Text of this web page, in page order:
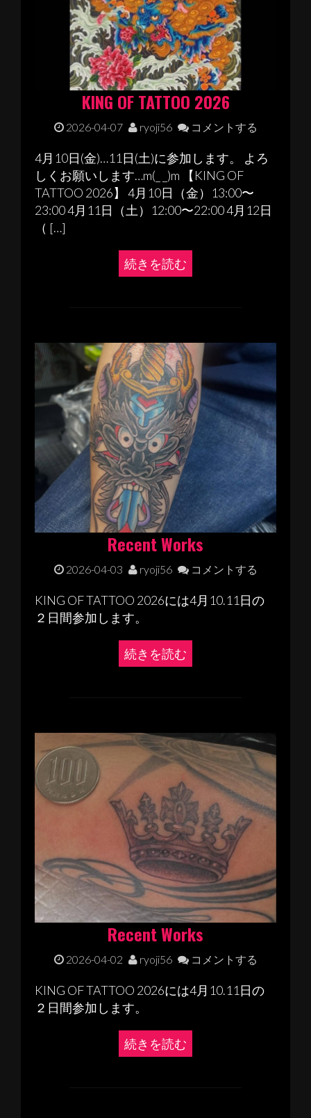
KING OF TATTOO 2026
2026-04-07 ryoji56 コメントする
4月10日(金)…11日(土)に参加します。 よろ
しくお願いします…m(_ _)m 【KING OF
TATTOO 2026】 4月10日（金）13:00〜
23:00 4月11日（土）12:00〜22:00 4月12日
（ […]
続きを読む
Recent Works
2026-04-03 ryoji56 コメントする
KING OF TATTOO 2026には4月10.11日の
２日間参加します。
続きを読む
Recent Works
2026-04-02 ryoji56 コメントする
KING OF TATTOO 2026には4月10.11日の
２日間参加します。
続きを読む